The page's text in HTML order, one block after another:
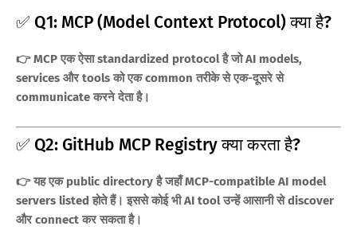
✅ Q1: MCP (Model Context Protocol) क्या है?
👉 MCP एक ऐसा standardized protocol है जो AI models,
services और tools को एक common तरीके से एक-दूसरे से
communicate करने देता है।
✅ Q2: GitHub MCP Registry क्या करता है?
👉 यह एक public directory है जहाँ MCP-compatible AI model
servers listed होते हैं। इससे कोई भी AI tool उन्हें आसानी से discover
और connect कर सकता है।